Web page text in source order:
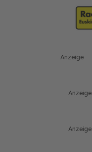
Anzeige
Anzeige
Anzeige